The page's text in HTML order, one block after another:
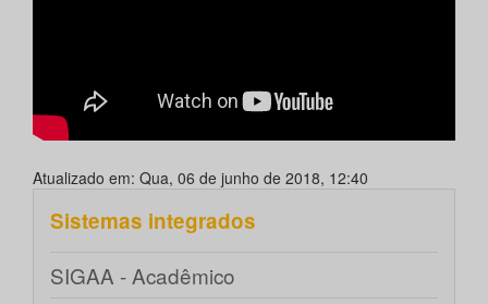
Atualizado em: Qua, 06 de junho de 2018, 12:40
Sistemas integrados
SIGAA - Acadêmico